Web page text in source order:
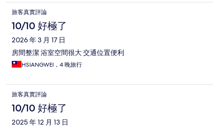
意，但瑕不掩瑜，酒店嘅乾淨程度同空間感真係無得頂。整體而
言依舊非常推薦，性價比極高
旅客真實評論
10/10 好極了
2026 年 3 月 17 日
房間整潔 浴室空間很大 交通位置便利
HSIANGWEI，4 晚旅行
旅客真實評論
10/10 好極了
2025 年 12 月 13 日